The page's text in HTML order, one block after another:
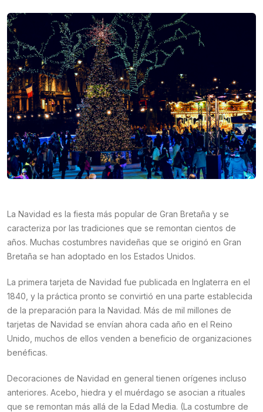
La Navidad es la fiesta más popular de Gran Bretaña y se
caracteriza por las tradiciones que se remontan cientos de
años. Muchas costumbres navideñas que se originó en Gran
Bretaña se han adoptado en los Estados Unidos.
La primera tarjeta de Navidad fue publicada en Inglaterra en el
1840, y la práctica pronto se convirtió en una parte establecida
de la preparación para la Navidad. Más de mil millones de
tarjetas de Navidad se envían ahora cada año en el Reino
Unido, muchos de ellos venden a beneficio de organizaciones
benéficas.
Decoraciones de Navidad en general tienen orígenes incluso
anteriores. Acebo, hiedra y el muérdago se asocian a rituales
que se remontan más allá de la Edad Media. (La costumbre de